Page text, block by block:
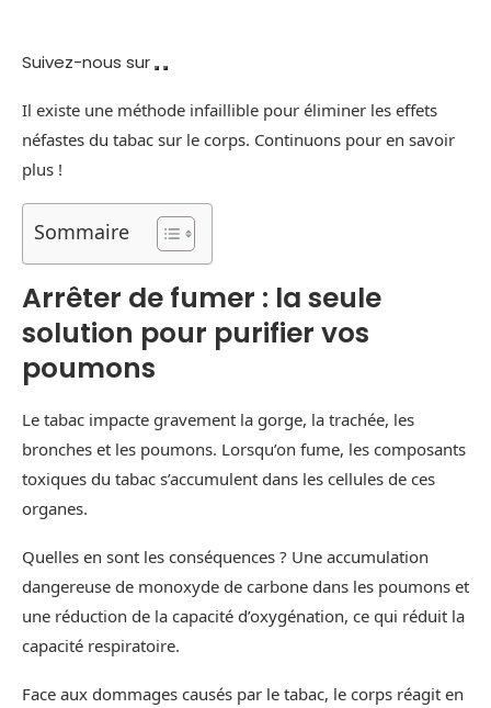
Suivez-nous sur
Il existe une méthode infaillible pour éliminer les effets
néfastes du tabac sur le corps. Continuons pour en savoir
plus !
Sommaire
Arrêter de fumer : la seule
solution pour purifier vos
poumons
Le tabac impacte gravement la gorge, la trachée, les
bronches et les poumons. Lorsqu’on fume, les composants
toxiques du tabac s’accumulent dans les cellules de ces
organes.
Quelles en sont les conséquences ? Une accumulation
dangereuse de monoxyde de carbone dans les poumons et
une réduction de la capacité d’oxygénation, ce qui réduit la
capacité respiratoire.
Face aux dommages causés par le tabac, le corps réagit en